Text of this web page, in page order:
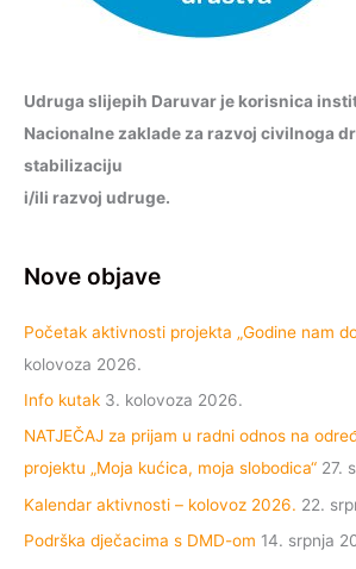
Udruga slijepih Daruvar je korisnica
Nacionalne zaklade za razvoj civilnoga
stabilizaciju
i/ili razvoj udruge.
Nove objave
Početak aktivnosti projekta „Godine nam
kolovoza 2026.
Info kutak 3. kolovoza 2026.
NATJEČAJ za prijam u radni odnos na
projektu „Moja kućica, moja slobodica“ 27.
Kalendar aktivnosti – kolovoz 2026. 22.
Podrška dječacima s DMD-om 14. srpnja